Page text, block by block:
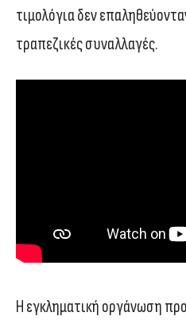
τιμολόγια δεν
τραπεζικές συναλλαγές.
Η εγκληματική οργάνωση